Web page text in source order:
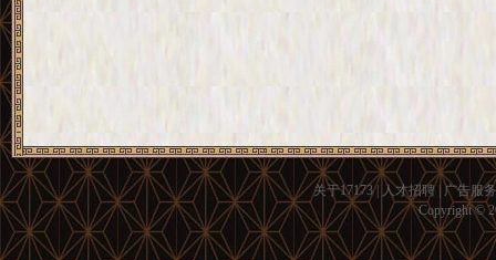
关于17173| 人才招聘| 广告服务
Copyright ©